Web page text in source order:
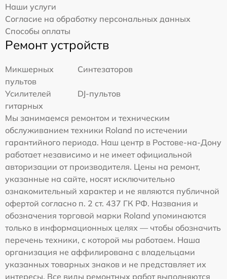
Наши услуги
Согласие на обработку персональных данных
Способы оплаты
Ремонт устройств
Микшерных
пультов
Синтезаторов
Усилителей
гитарных
DJ-пультов
Мы занимаемся ремонтом и техническим
обслуживанием техники Roland по истечении
гарантийного периода. Наш центр в Ростове-на-Дону
работает независимо и не имеет официальной
авторизации от производителя. Цены на ремонт,
указанные на сайте, носят исключительно
ознакомительный характер и не являются публичной
офертой согласно п. 2 ст. 437 ГК РФ. Названия и
обозначения торговой марки Roland упоминаются
только в информационных целях — чтобы обозначить
перечень техники, с которой мы работаем. Наша
организация не аффилирована с владельцами
указанных товарных знаков и не представляет их
интересы. Все виды ремонтных работ выполняются